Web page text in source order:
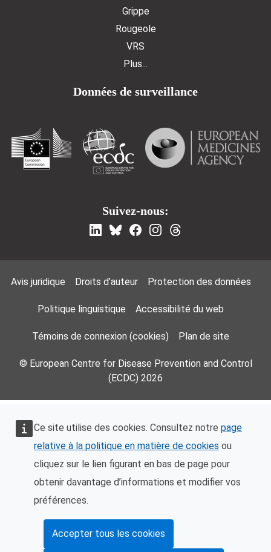
Ce site utilise des cookies. Consultez notre page
relative à la politique en matière de cookies ou
cliquez sur le lien figurant en bas de page pour
obtenir davantage d’informations et modifier vos
préférences.
Accepter tous les cookies
Grippe
Rougeole
VRS
Plus...
Données de surveillance
Suivez-nous:
Footer Menu
Avis juridique Droits d’auteur Protection des données
Politique linguistique Accessibilité du web
Témoins de connexion (cookies) Plan de site
© European Centre for Disease Prevention and Control
(ECDC) 2026